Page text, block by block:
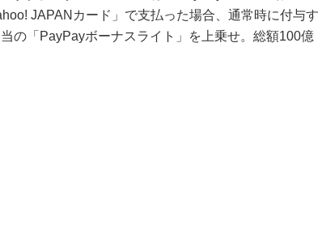
JAPANカード」で支払った場合、通常時に付与す
の「PayPayボーナスライト」を上乗せ。総額100億